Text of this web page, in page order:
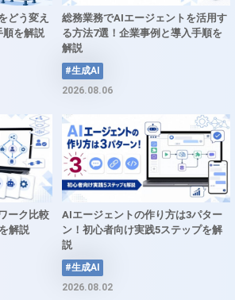
どう変え
順を解説
総務業務でAIエージェントを活用す
る方法7選！企業事例と導入手順を
解説
#生成AI
2026.08.06
ーク比較
解説
AIエージェントの作り方は3パター
ン！初心者向け実践5ステップを解
説
#生成AI
2026.08.02